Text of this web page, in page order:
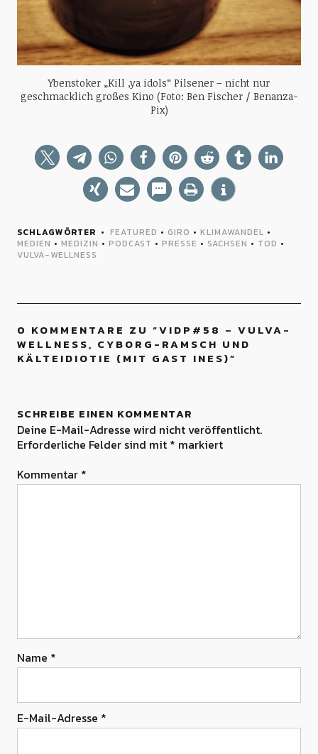
Ybenstoker „Kill ‚ya idols“ Pilsener – nicht nur
geschmacklich großes Kino (Foto: Ben Fischer / Benanza-
Pix)
SCHLAGWÖRTER FEATURED • GIRO • KLIMAWANDEL •
MEDIEN • MEDIZIN • PODCAST • PRESSE • SACHSEN • TOD •
VULVA-WELLNESS
0 KOMMENTARE ZU “VIDP#58 – VULVA-
WELLNESS, CYBORG-RAMSCH UND
KÄLTEIDIOTIE (MIT GAST INES)”
SCHREIBE EINEN KOMMENTAR
Deine E-Mail-Adresse wird nicht veröffentlicht.
Erforderliche Felder sind mit * markiert
Kommentar *
Name *
E-Mail-Adresse *